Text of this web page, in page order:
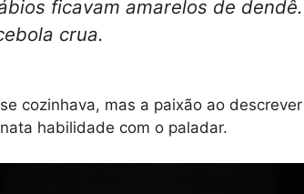
ficavam amarelos de
crua.
cozinhava, mas a paixão ao
habilidade com o paladar.